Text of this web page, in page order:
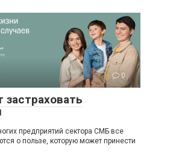
0
предприятий сектора СМБ все
о пользе, которую может принести